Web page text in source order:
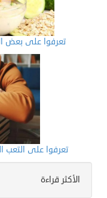
تعرفوا على بعض
تعرفوا على
الأكثر قراءة